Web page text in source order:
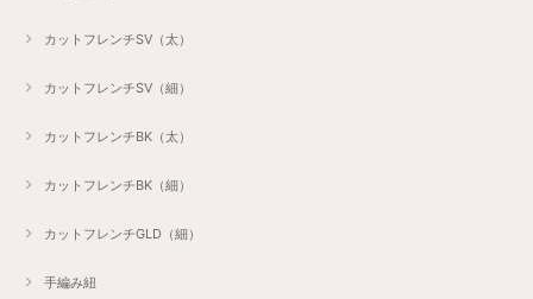
カットフレンチSV（太）
カットフレンチSV（細）
カットフレンチBK（太）
カットフレンチBK（細）
カットフレンチGLD（細）
手編み紐